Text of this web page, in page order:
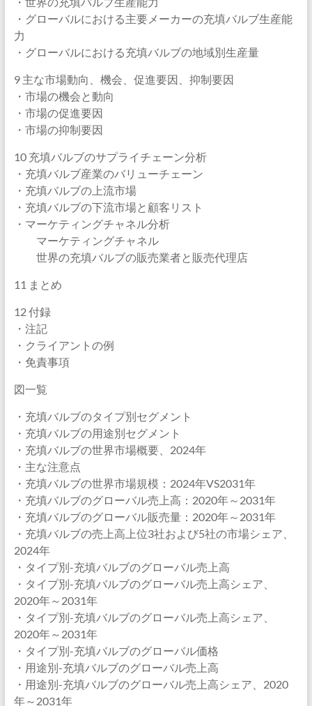
・グローバルにおける主要メーカーの充填バルブ生産能
力
・グローバルにおける充填バルブの地域別生産量
9 主な市場動向、機会、促進要因、抑制要因
・市場の機会と動向
・市場の促進要因
・市場の抑制要因
10 充填バルブのサプライチェーン分析
・充填バルブ産業のバリューチェーン
・充填バルブの上流市場
・充填バルブの下流市場と顧客リスト
・マーケティングチャネル分析
マーケティングチャネル
世界の充填バルブの販売業者と販売代理店
11 まとめ
12 付録
・注記
・クライアントの例
・免責事項
図一覧
・充填バルブのタイプ別セグメント
・充填バルブの用途別セグメント
・充填バルブの世界市場概要、2024年
・主な注意点
・充填バルブの世界市場規模：2024年VS2031年
・充填バルブのグローバル売上高：2020年～2031年
・充填バルブのグローバル販売量：2020年～2031年
・充填バルブの売上高上位3社および5社の市場シェア、
2024年
・タイプ別-充填バルブのグローバル売上高
・タイプ別-充填バルブのグローバル売上高シェア、
2020年～2031年
・タイプ別-充填バルブのグローバル売上高シェア、
2020年～2031年
・タイプ別-充填バルブのグローバル価格
・用途別-充填バルブのグローバル売上高
・用途別-充填バルブのグローバル売上高シェア、2020
年～2031年